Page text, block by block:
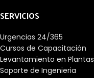
SERVICIOS
Urgencias 24/365
Cursos de Capacitación
Levantamiento en Plantas
Soporte de Ingenieria